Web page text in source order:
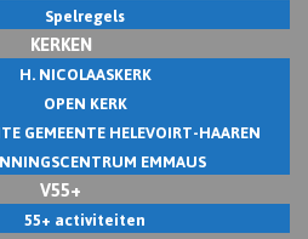
Spelregels
KERKEN
H. NICOLAASKERK
OPEN KERK
GEMEENTE HELEVOIRT-HAAREN
EMMAUS
V55+
55+ activiteiten